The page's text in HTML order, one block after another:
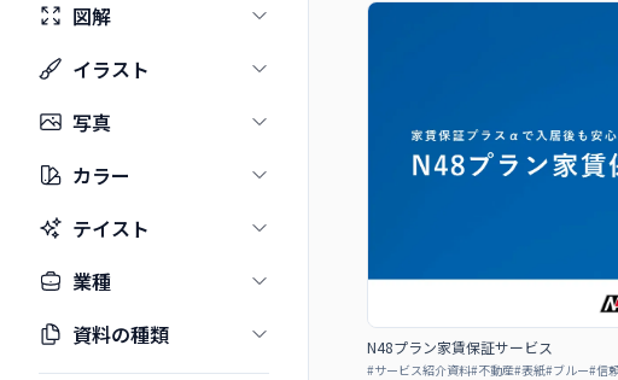
図解
イラスト
写真
カラー
テイスト
業種
資料の種類
N48プラン家賃保証サービス
#サービス紹介資料#不動産#表紙#ブルー#信